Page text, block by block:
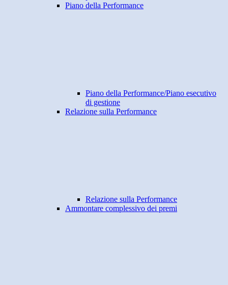
Piano della Performance
Piano della Performance/Piano esecutivo
di gestione
Relazione sulla Performance
Relazione sulla Performance
Ammontare complessivo dei premi